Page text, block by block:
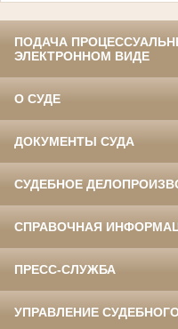
ПОДАЧА
ЭЛЕКТРОННОМ ВИДЕ
О СУДЕ
ДОКУМЕНТЫ СУДА
СУДЕБНОЕ
СПРАВОЧНАЯ
ПРЕСС-СЛУЖБА
УПРАВЛЕНИЕ